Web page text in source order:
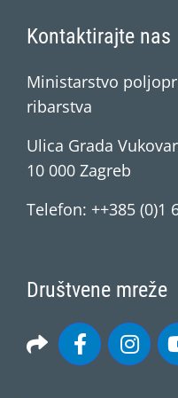
Kontaktirajte nas
Ministarstvo
ribarstva
Ulica Grada
10 000 Zagreb
Telefon: ++385 (0)1
Društvene mreže